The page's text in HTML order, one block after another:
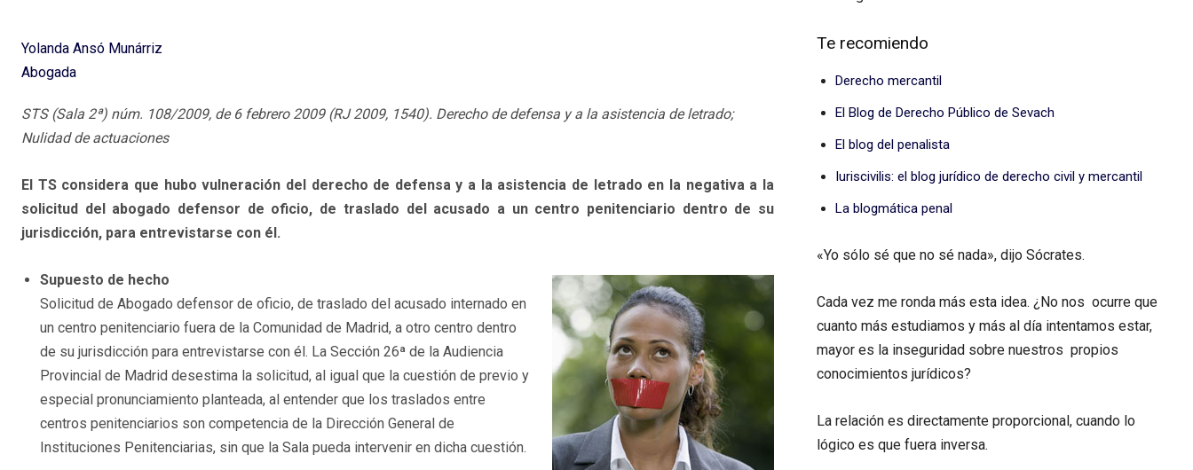
Yolanda Ansó Munárriz
Abogada
STS (Sala 2ª) núm. 108/2009, de 6 febrero 2009 (RJ 2009, 1540). Derecho de defensa y a la asistencia de letrado;
Nulidad de actuaciones
El TS considera que hubo vulneración del derecho de defensa y a la asistencia de letrado en la negativa a la
solicitud del abogado defensor de oficio, de traslado del acusado a un centro penitenciario dentro de su
jurisdicción, para entrevistarse con él.
Supuesto de hecho
Solicitud de Abogado defensor de oficio, de traslado del acusado internado en
un centro penitenciario fuera de la Comunidad de Madrid, a otro centro dentro
de su jurisdicción para entrevistarse con él. La Sección 26ª de la Audiencia
Provincial de Madrid desestima la solicitud, al igual que la cuestión de previo y
especial pronunciamiento planteada, al entender que los traslados entre
centros penitenciarios son competencia de la Dirección General de
Instituciones Penitenciarias, sin que la Sala pueda intervenir en dicha cuestión.
Te recomiendo
Derecho mercantil
El Blog de Derecho Público de Sevach
El blog del penalista
Iuriscivilis: el blog jurídico de derecho civil y mercantil
La blogmática penal
«Yo sólo sé que no sé nada», dijo Sócrates.
Cada vez me ronda más esta idea. ¿No nos ocurre que
cuanto más estudiamos y más al día intentamos estar,
mayor es la inseguridad sobre nuestros propios
conocimientos jurídicos?
La relación es directamente proporcional, cuando lo
lógico es que fuera inversa.